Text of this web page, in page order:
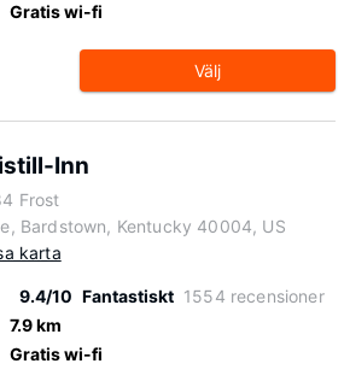
Gratis wi-fi
Välj
Inn
Frost
Bardstown, Kentucky 40004, US
karta
9.4/10 Fantastiskt 1554 recensioner
7.9 km
Gratis wi-fi